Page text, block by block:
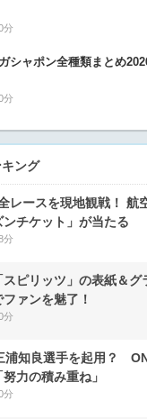
分
シャポン全種類まとめ
分
ング
レースを現地観戦！ 航
ンチケット」が当たる
分
ピリッツ」の表紙＆グ
ァンを魅了！
分
浦知良選手を起用？
力の積み重ね」
分